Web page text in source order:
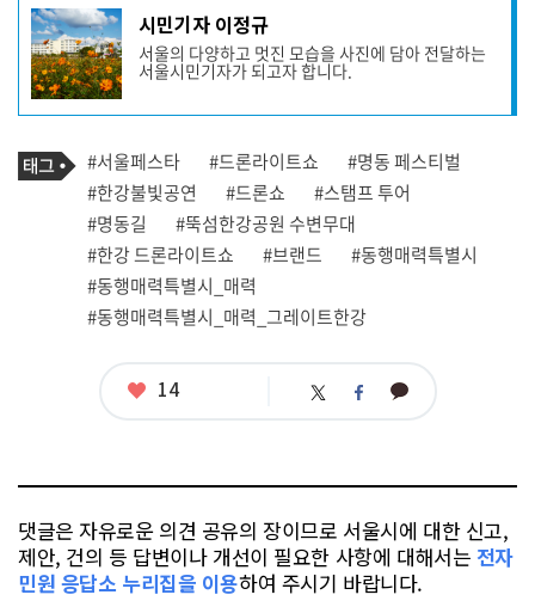
기
사
작
성
자
프
필
시민기자 이정규
서울의 다양하고 멋진 모습을 사진에 담아 전달하는
서울시민기자가 되고자 합니다.
기
사
관
련
태
그
태
그
#서울페스타 #드론라이트쇼
#명동 페스티벌
#한강불빛공연
#드론쇼
#스탬프 투어
#명동길
#뚝섬한강공원 수변무대
#한강 드론라이트쇼
#브랜드
#동행매력특별시
#동행매력특별시_매력
#동행매력특별시_매력_그레이트한강
좋
14 트 페 카
댓글은 자유로운 의견 공유의 장이므로 서울시에 대한 신고,
제안, 건의 등 답변이나 개선이 필요한 사항에 대해서는 전자
민원 응답소 누리집을 이용하여 주시기 바랍니다.